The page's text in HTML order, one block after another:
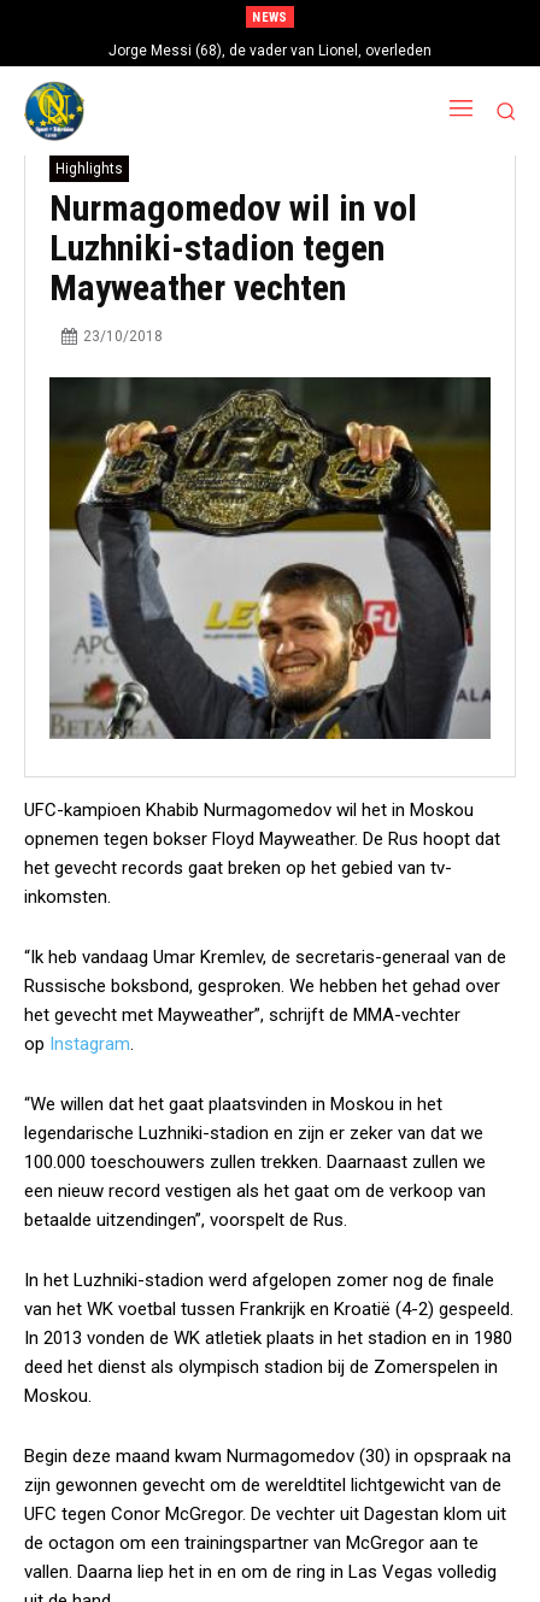
NEWS
Jorge Messi (68), de vader van Lionel, overleden
Highlights
Nurmagomedov wil in vol
Luzhniki-stadion tegen
Mayweather vechten
23/10/2018
UFC-kampioen Khabib Nurmagomedov wil het in Moskou
opnemen tegen bokser Floyd Mayweather. De Rus hoopt dat
het gevecht records gaat breken op het gebied van tv-
inkomsten.
“Ik heb vandaag Umar Kremlev, de secretaris-generaal van de
Russische boksbond, gesproken. We hebben het gehad over
het gevecht met Mayweather”, schrijft de MMA-vechter
op Instagram.
“We willen dat het gaat plaatsvinden in Moskou in het
legendarische Luzhniki-stadion en zijn er zeker van dat we
100.000 toeschouwers zullen trekken. Daarnaast zullen we
een nieuw record vestigen als het gaat om de verkoop van
betaalde uitzendingen”, voorspelt de Rus.
In het Luzhniki-stadion werd afgelopen zomer nog de finale
van het WK voetbal tussen Frankrijk en Kroatië (4-2) gespeeld.
In 2013 vonden de WK atletiek plaats in het stadion en in 1980
deed het dienst als olympisch stadion bij de Zomerspelen in
Moskou.
Begin deze maand kwam Nurmagomedov (30) in opspraak na
zijn gewonnen gevecht om de wereldtitel lichtgewicht van de
UFC tegen Conor McGregor. De vechter uit Dagestan klom uit
de octagon om een trainingspartner van McGregor aan te
vallen. Daarna liep het in en om de ring in Las Vegas volledig